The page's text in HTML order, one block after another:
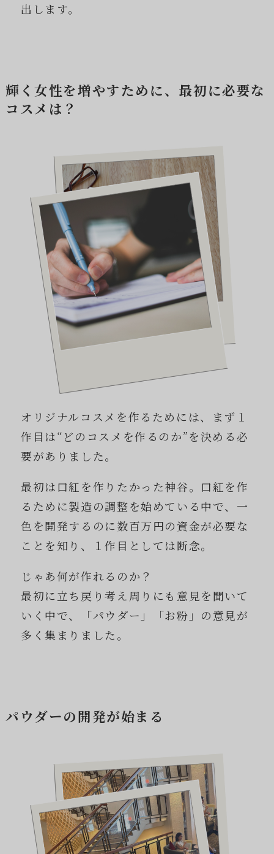
出します。
輝く女性を増やすために、最初に必要な
コスメは？
オリジナルコスメを作るためには、まず１
作目は“どのコスメを作るのか”を決める必
要がありました。
最初は口紅を作りたかった神谷。口紅を作
るために製造の調整を始めている中で、一
色を開発するのに数百万円の資金が必要な
ことを知り、１作目としては断念。
じゃあ何が作れるのか？
最初に立ち戻り考え周りにも意見を聞いて
いく中で、「パウダー」「お粉」の意見が
多く集まりました。
パウダーの開発が始まる